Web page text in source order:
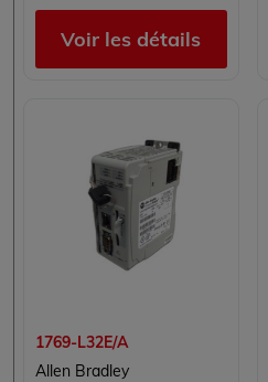
Voir les détails
1769-L32E/A
Allen Bradley